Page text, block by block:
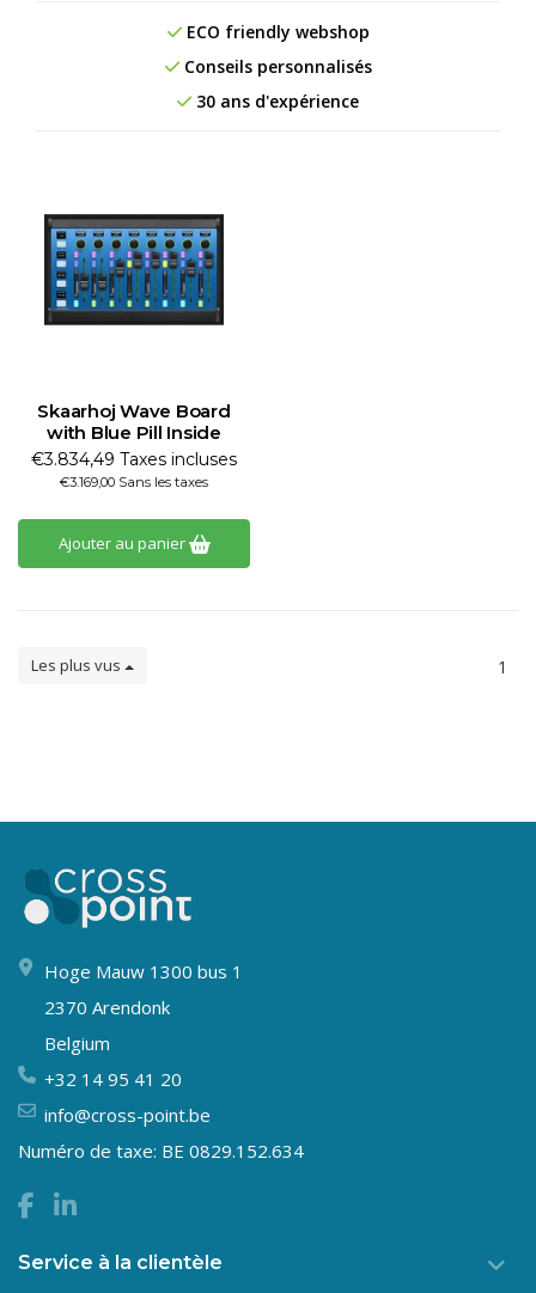
ECO friendly webshop
Conseils personnalisés
30 ans d'expérience
Skaarhoj Wave Board
with Blue Pill Inside
€3.834,49 Taxes incluses
€3.169,00 Sans les taxes
Ajouter au panier
Les plus vus 1
Hoge Mauw 1300 bus 1
2370 Arendonk
Belgium
+32 14 95 41 20
info@cross-point.be
Numéro de taxe: BE 0829.152.634
Service à la clientèle